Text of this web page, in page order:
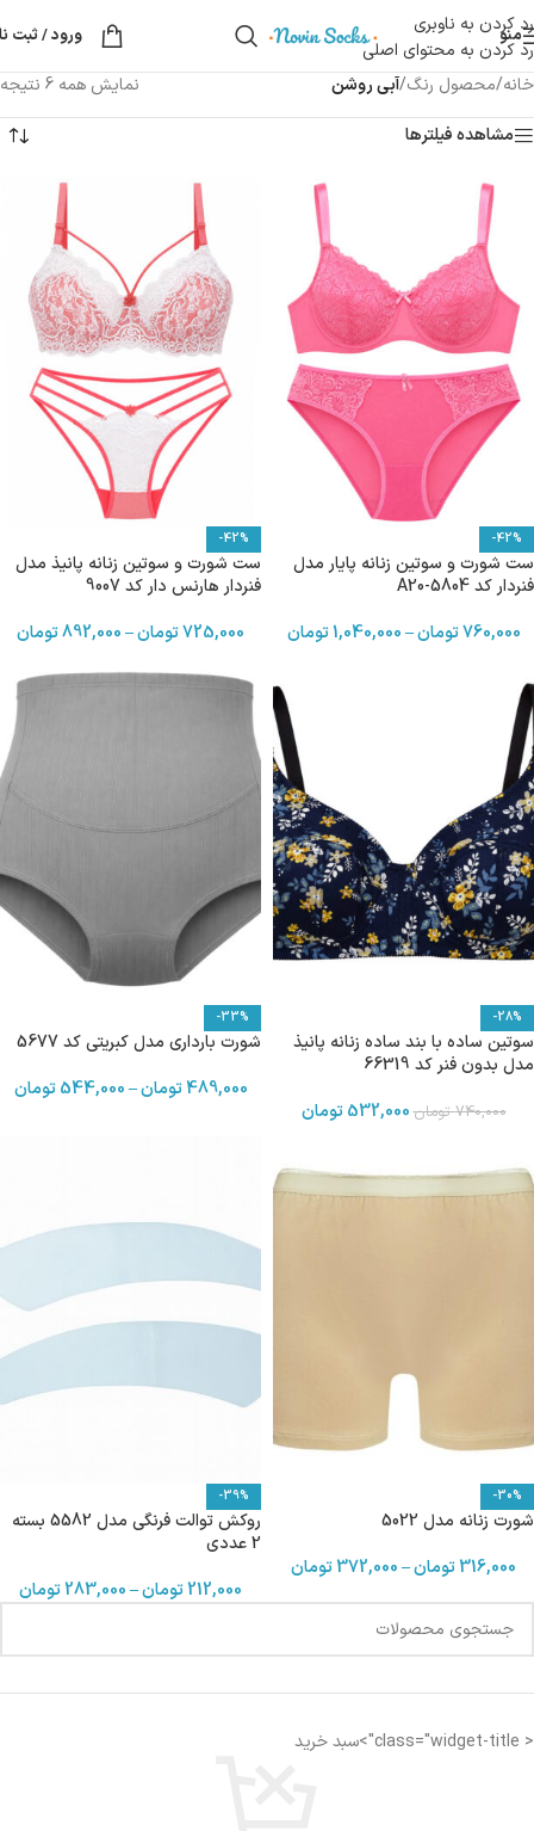
رد کردن به ناوبری
رد کردن به محتوای اصلی
منو ورود / ثبت
خانه/محصول رنگ/آبی روشن
نمایش همه 6 نتیجه
مشاهده فیلترها
-42%
ست شورت و سوتین زنانه پایار مدل
فنردار کد 5804-A20
760,000تومان–
1,040,000تومان
-42%
ست شورت و سوتین زنانه پانیذ مدل
فنردار هارنس دار کد 9007
725,000تومان–
892,000تومان
-28%
سوتین ساده با بند ساده زنانه پانیذ
مدل بدون فنر کد 66319
740,000 تومان532,000 تومان
-33%
شورت بارداری مدل کبریتی کد 5677
489,000تومان–
544,000 تومان
-30%
شورت زنانه مدل 5022
316,000تومان–
372,000تومان
-39%
روکش توالت فرنگی مدل 5582 بسته
2 عددی
212,000تومان–
283,000تومان
< class="widget-title">سبد خرید